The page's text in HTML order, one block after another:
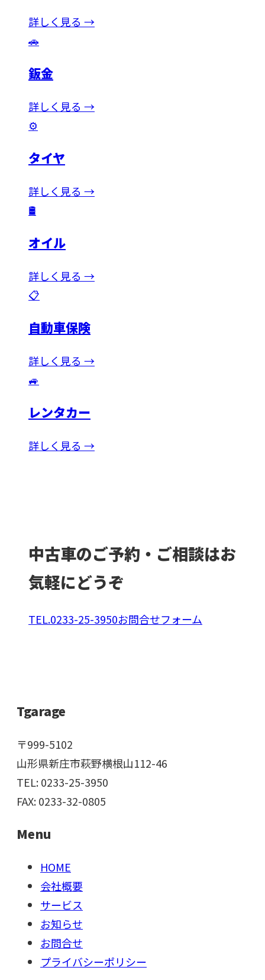
詳しく見る →
🚗
鈑金
詳しく見る →
⚙️
タイヤ
詳しく見る →
🛢️
オイル
詳しく見る →
📋
自動車保険
詳しく見る →
🚙
レンタカー
詳しく見る →
中古車のご予約・ご相談はお
気軽にどうぞ
TEL.0233-25-3950お問合せフォーム
Tgarage
〒999-5102
山形県新庄市萩野横根山112-46
TEL: 0233-25-3950
FAX: 0233-32-0805
Menu
HOME
会社概要
サービス
お知らせ
お問合せ
プライバシーポリシー